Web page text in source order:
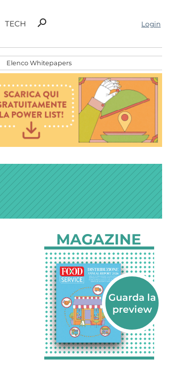
TECH
Ricerca
search Login
Elenco Whitepapers
MAGAZINE